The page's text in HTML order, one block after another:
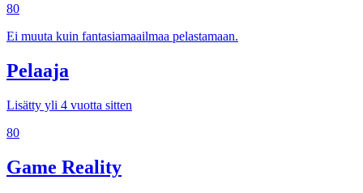
80
Ei muuta kuin fantasiamaailmaa pelastamaan.
Pelaaja
Lisätty yli 4 vuotta sitten
80
Game Reality